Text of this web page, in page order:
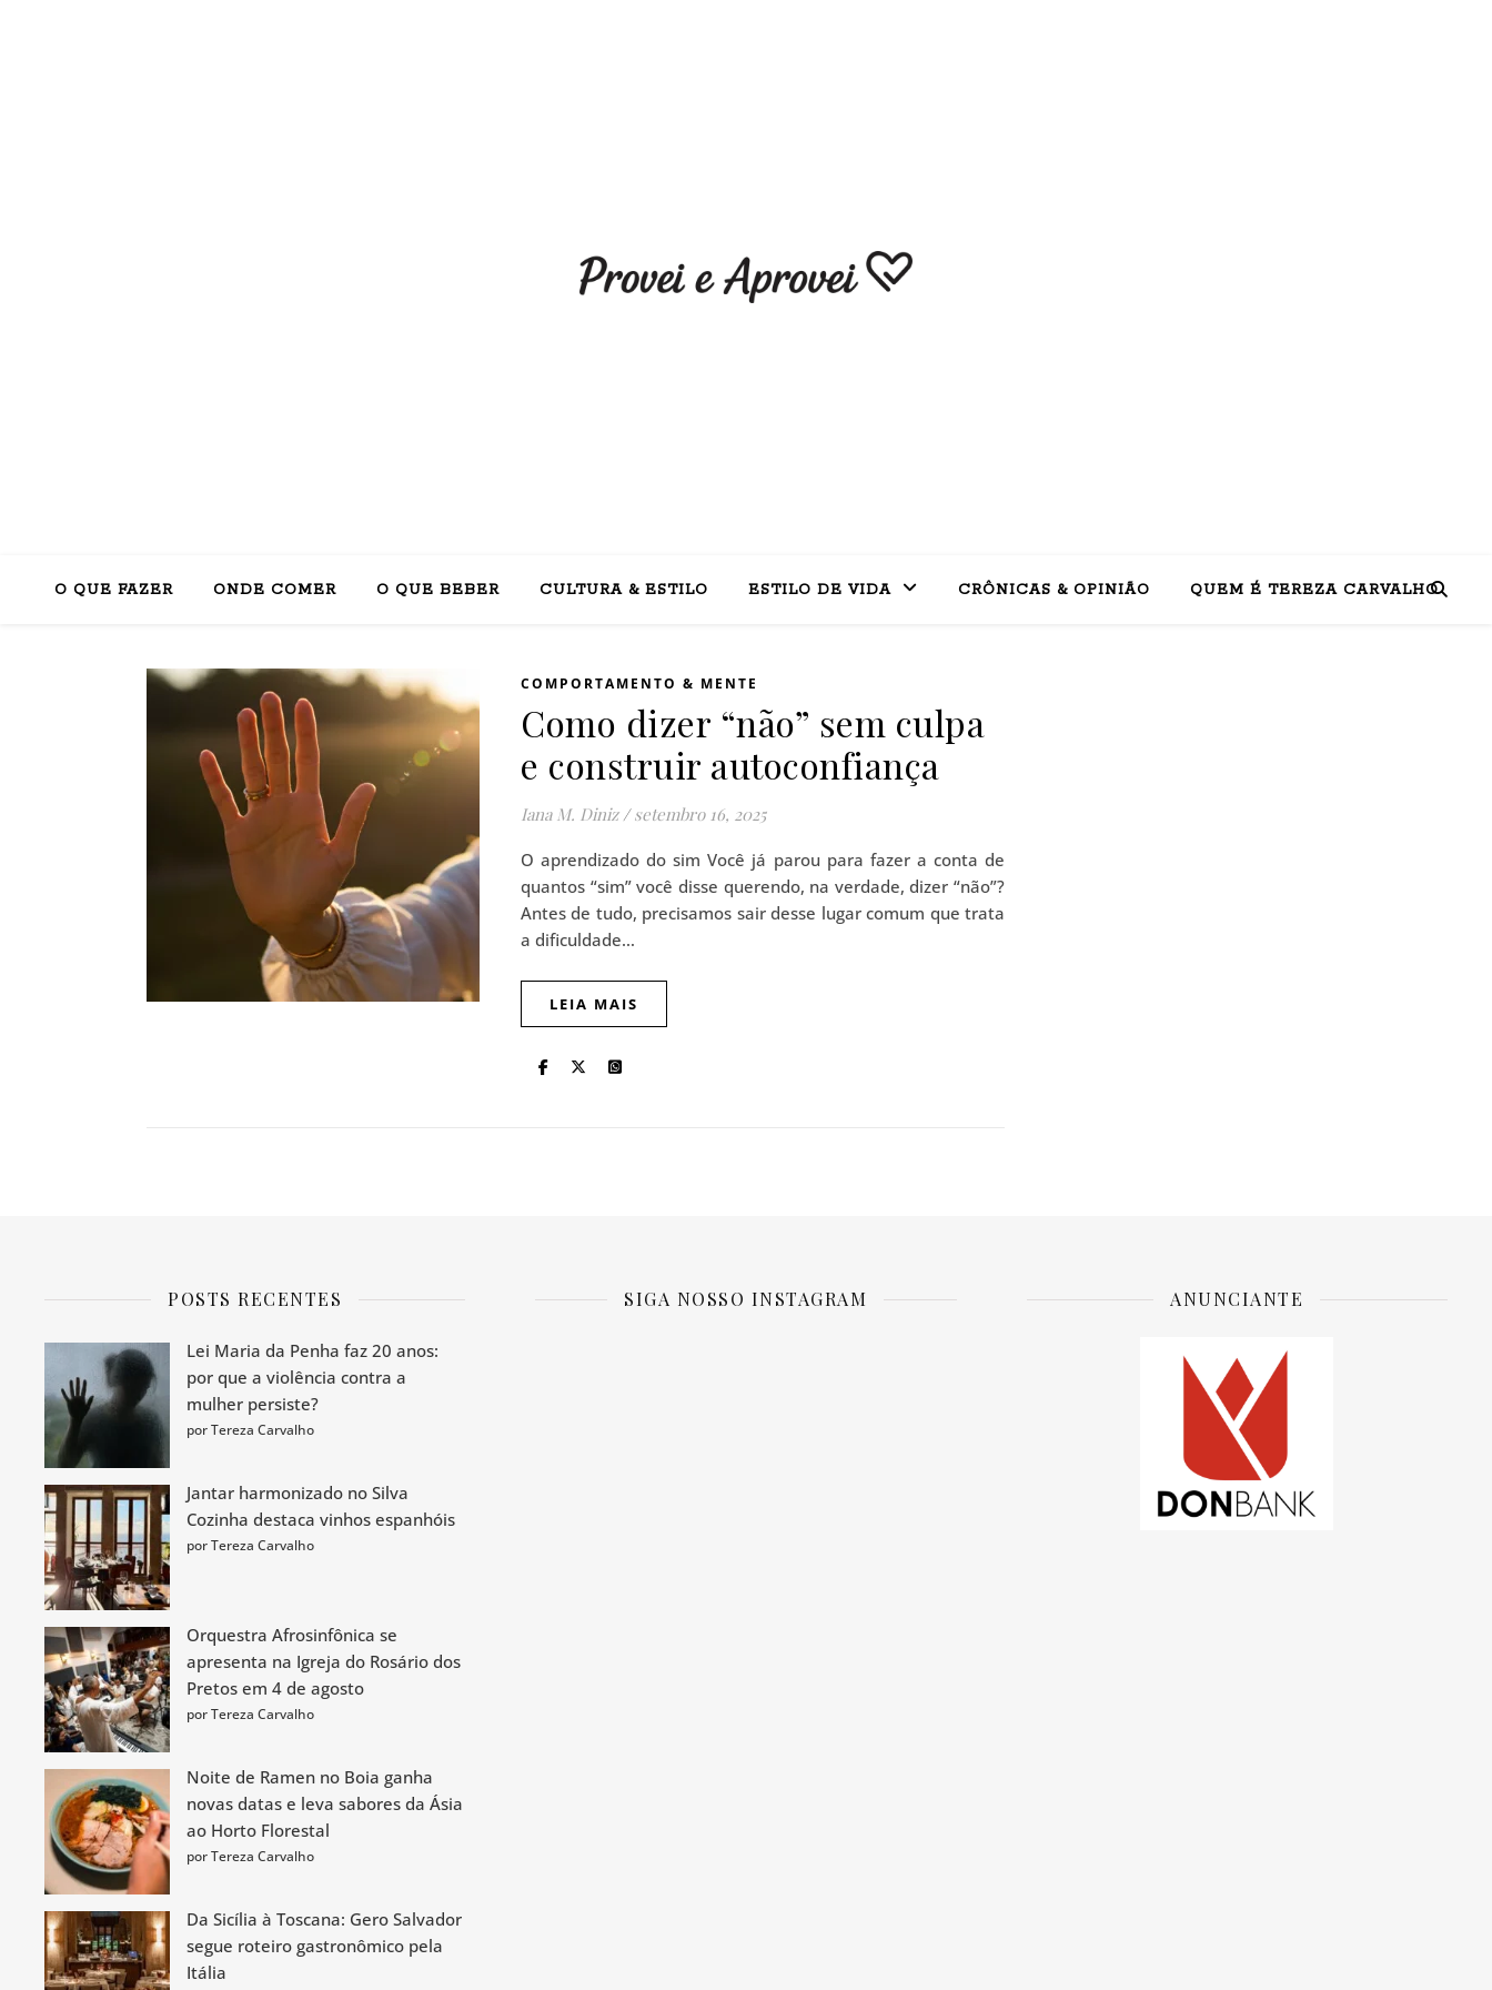
O QUE FAZER ONDE COMER O QUE BEBER CULTURA & ESTILO ESTILO DE VIDA CRÔNICAS & OPINIÃO QUEM É TEREZA CARVALHO
COMPORTAMENTO & MENTE
Como dizer “não” sem culpa
e construir autoconfiança
Iana M. Diniz / setembro 16, 2025
O aprendizado do sim Você já parou para fazer a conta de
quantos “sim” você disse querendo, na verdade, dizer “não”?
Antes de tudo, precisamos sair desse lugar comum que trata
a dificuldade…
LEIA MAIS
POSTS RECENTES
Lei Maria da Penha faz 20 anos:
por que a violência contra a
mulher persiste?
por Tereza Carvalho
Jantar harmonizado no Silva
Cozinha destaca vinhos espanhóis
por Tereza Carvalho
Orquestra Afrosinfônica se
apresenta na Igreja do Rosário dos
Pretos em 4 de agosto
por Tereza Carvalho
Noite de Ramen no Boia ganha
novas datas e leva sabores da Ásia
ao Horto Florestal
por Tereza Carvalho
Da Sicília à Toscana: Gero Salvador
segue roteiro gastronômico pela
Itália
SIGA NOSSO INSTAGRAM ANUNCIANTE